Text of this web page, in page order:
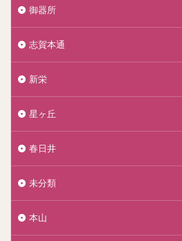
御器所
志賀本通
新栄
星ヶ丘
春日井
未分類
本山